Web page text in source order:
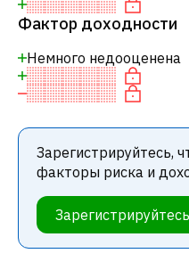
Фактор доходности
Немного недооценена
Зарегистрируйтесь,
факторы риска и
Зарегистрируйтесь